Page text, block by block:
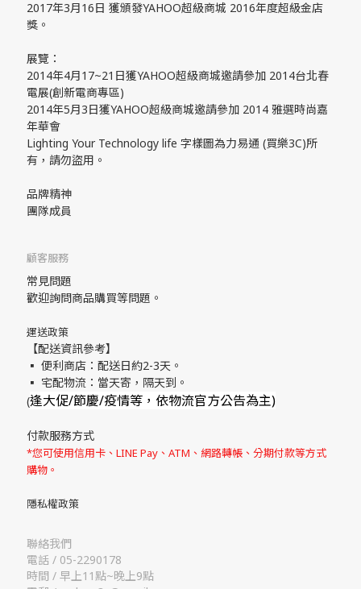
2017年3月16日 獲頒發YAHOO超級商城 2016年度超級金店
獎。
展覽：
2014年4月17~21日獲YAHOO超級商城邀請參加 2014台北春
電展(創新電商專區)
2014年5月3日獲YAHOO超級商城邀請參加 2014 雅選時尚嘉
年華會
Lighting Your Technology life 字樣圖為力易通 (買樂3C)所
有，請勿盜用。
品牌精神
團隊成員
顧客服務
常見問題
歡迎詢問商品購買等問題。
運送政策
【配送資訊參考】
▪ 便利商店：配送日約2-3天。
▪ 宅配物流：當天寄，隔天到。
(逢大促/節慶/疫情等，依物流官方公告為主)
付款服務方式
*您可使用信用卡、LINE Pay、ATM、網路轉帳、分期付款等方式
購物。
隱私權政策
聯絡我們
電話 / 05-2290178
時間 / 早上11點~晚上9點